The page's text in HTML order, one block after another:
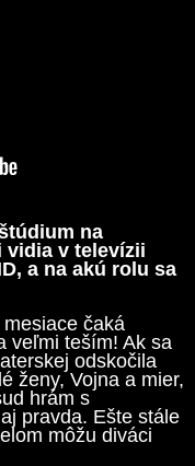
na
v televízii
a na akú rolu sa
čaká
veľmi teším! Ak sa
odskočila
ženy, Vojna a mier,
hrám s
pravda. Ešte stále
môžu diváci